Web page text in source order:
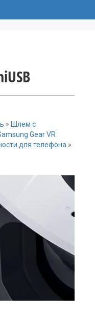
» Шлем с
Gear VR
для телефона »